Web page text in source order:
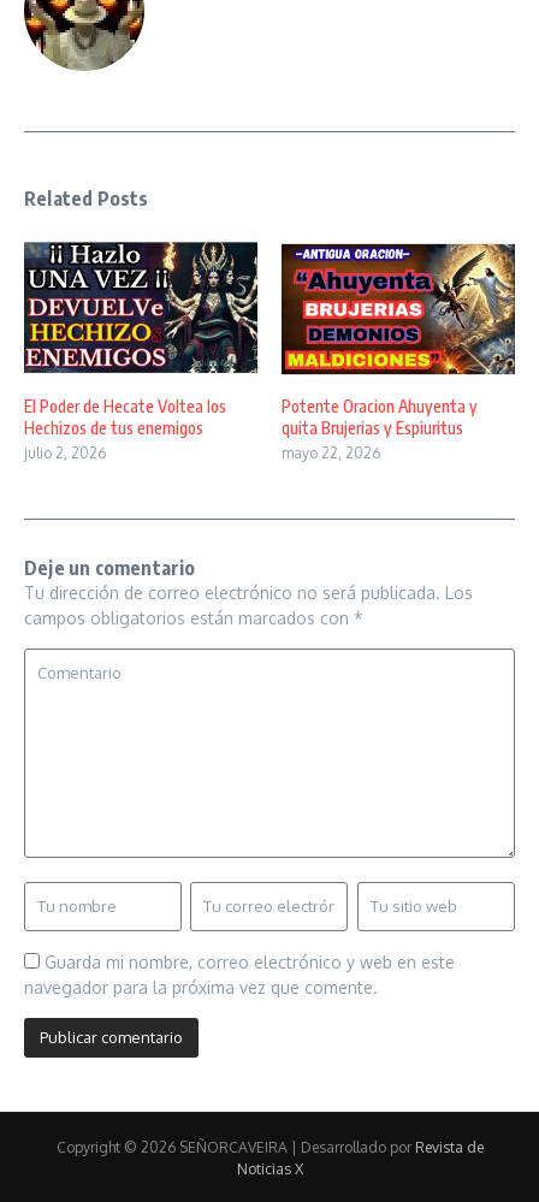
Related Posts
El Poder de Hecate Voltea los
Hechizos de tus enemigos
julio 2, 2026
Potente Oracion Ahuyenta y
quita Brujerias y Espiuritus
mayo 22, 2026
Deje un comentario
Tu dirección de correo electrónico no será publicada. Los
campos obligatorios están marcados con *
Guarda mi nombre, correo electrónico y web en este
navegador para la próxima vez que comente.
Copyright © 2026 SEÑORCAVEIRA | Desarrollado por Revista de
Noticias X